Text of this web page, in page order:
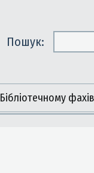
Пошук:
Бiблiотечному